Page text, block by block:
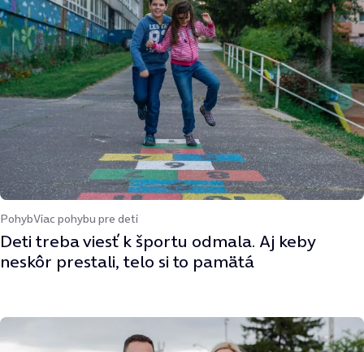
PohybViac pohybu pre deti
Deti treba viesť k športu odmala. Aj keby
neskôr prestali, telo si to pamätá